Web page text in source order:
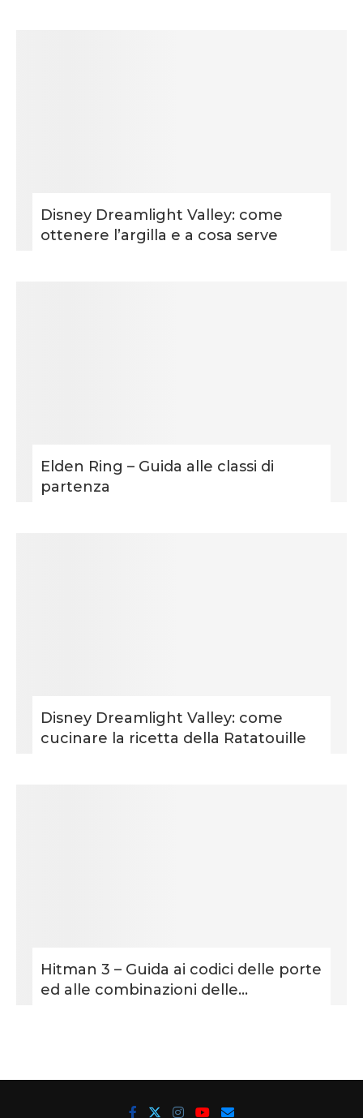
Disney Dreamlight Valley: come
ottenere l’argilla e a cosa serve
Elden Ring – Guida alle classi di
partenza
Disney Dreamlight Valley: come
cucinare la ricetta della Ratatouille
Hitman 3 – Guida ai codici delle porte
ed alle combinazioni delle...